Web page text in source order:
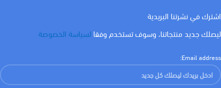
اشترك في نشرتنا البريدية
ليصلك جديد منتجاتنا، وسوف تستخدم وفقا لسياسة الخصوصة
Email address: